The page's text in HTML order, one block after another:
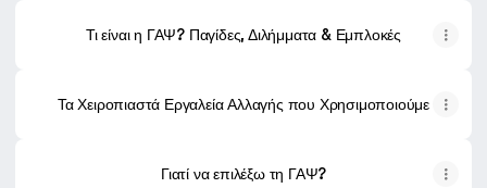
Τι είναι η ΓΑΨ? Παγίδες, Διλήμματα & Εμπλοκές
Τα Χειροπιαστά Εργαλεία Αλλαγής που Χρησιμοποιούμε
Γιατί να επιλέξω τη ΓΑΨ?